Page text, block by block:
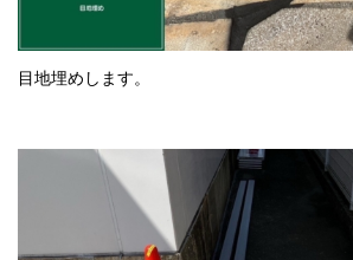
目地埋めします。